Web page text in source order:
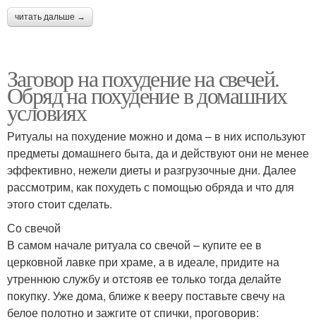
читать дальше →
Заговор на похудение на свечей.
Обряд на похудение в домашних
условиях
Ритуалы на похудение можно и дома – в них используют
предметы домашнего быта, да и действуют они не менее
эффективно, нежели диеты и разгрузочные дни. Далее
рассмотрим, как похудеть с помощью обряда и что для
этого стоит сделать.
Со свечой
В самом начале ритуала со свечой – купите ее в
церковной лавке при храме, а в идеале, придите на
утреннюю службу и отстояв ее только тогда делайте
покупку. Уже дома, ближе к вееру поставьте свечу на
белое полотно и зажгите от спички, проговорив: